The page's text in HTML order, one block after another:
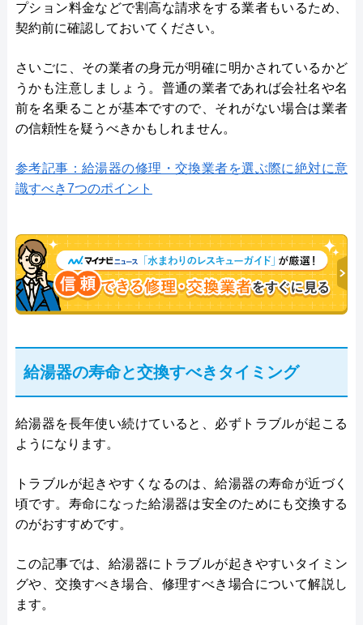
プション料金などで割高な請求をする業者もいるため、
契約前に確認しておいてください。
さいごに、その業者の身元が明確に明かされているかど
うかも注意しましょう。普通の業者であれば会社名や名
前を名乗ることが基本ですので、それがない場合は業者
の信頼性を疑うべきかもしれません。
参考記事：給湯器の修理・交換業者を選ぶ際に絶対に意
識すべき7つのポイント
給湯器の寿命と交換すべきタイミング
給湯器を長年使い続けていると、必ずトラブルが起こる
ようになります。
トラブルが起きやすくなるのは、給湯器の寿命が近づく
頃です。寿命になった給湯器は安全のためにも交換する
のがおすすめです。
この記事では、給湯器にトラブルが起きやすいタイミン
グや、交換すべき場合、修理すべき場合について解説し
ます。